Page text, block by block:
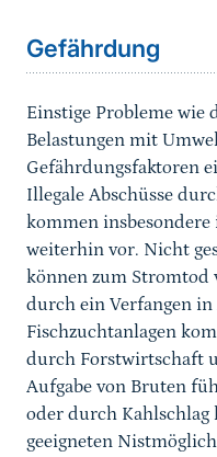
Gefährdung
Einstige Probleme wie
Belastungen mit
Gefährdungsfaktoren
Illegale Abschüsse
kommen
weiterhin vor. Nicht
können zum Stromtod
durch ein Verfangen in
Fischzuchtanlagen
durch Forstwirtschaft
Aufgabe von Bruten
oder durch Kahlschlag
geeigneten